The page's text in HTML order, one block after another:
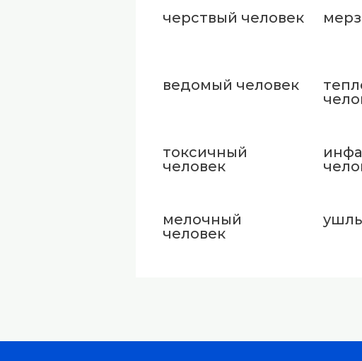
черствый человек
ведомый человек
токсичный
человек
мелочный
человек